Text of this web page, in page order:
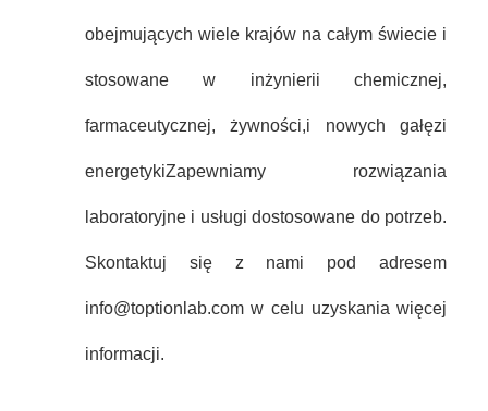
obejmujących wiele krajów na całym świecie i
stosowane w inżynierii chemicznej,
farmaceutycznej, żywności,i nowych gałęzi
energetykiZapewniamy rozwiązania
laboratoryjne i usługi dostosowane do potrzeb.
Skontaktuj się z nami pod adresem
info@toptionlab.com w celu uzyskania więcej
informacji.